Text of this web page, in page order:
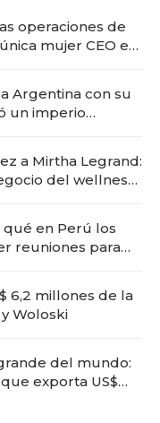
operaciones de
mujer CEO en
Argentina con su
un imperio
a Mirtha Legrand:
del wellness
en Perú los
reuniones para
6,2 millones de la
Woloski
del mundo:
exporta US$